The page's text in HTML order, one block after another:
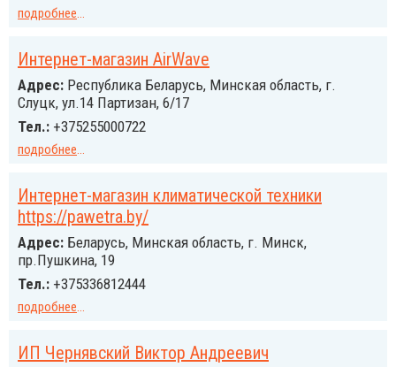
подробнее...
Интернет-магазин AirWave
Адрес: Республика Беларусь, Минская область, г.
Слуцк, ул.14 Партизан, 6/17
Тел.: +375255000722
подробнее...
Интернет-магазин климатической техники
https://pawetra.by/
Адрес: Беларусь, Минская область, г. Минск,
пр.Пушкина, 19
Тел.: +375336812444
подробнее...
ИП Чернявский Виктор Андреевич